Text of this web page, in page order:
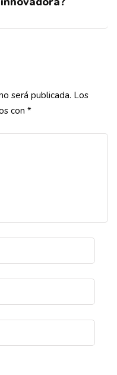
será publicada. Los
con *